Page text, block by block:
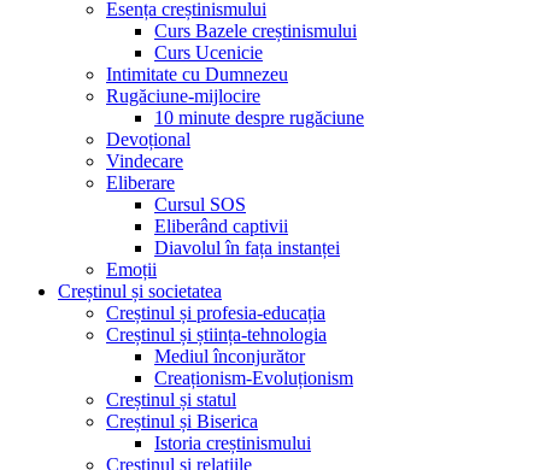
Esența creștinismului
Curs Bazele creștinismului
Curs Ucenicie
Intimitate cu Dumnezeu
Rugăciune-mijlocire
10 minute despre rugăciune
Devoțional
Vindecare
Eliberare
Cursul SOS
Eliberând captivii
Diavolul în fața instanței
Emoții
Creștinul și societatea
Creștinul și profesia-educația
Creștinul și știința-tehnologia
Mediul înconjurător
Creaționism-Evoluționism
Creștinul și statul
Creștinul și Biserica
Istoria creștinismului
Creștinul și relațiile